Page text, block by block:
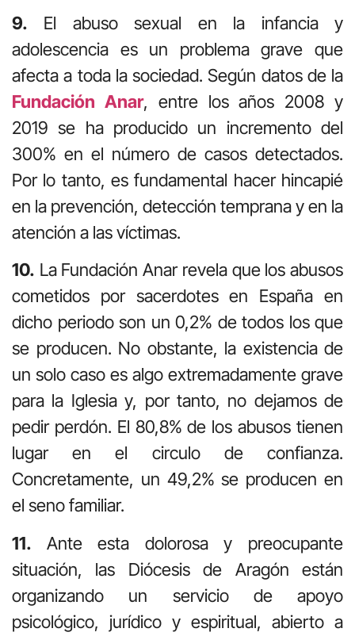
9. El abuso sexual en la infancia y
adolescencia es un problema grave que
afecta a toda la sociedad. Según datos de la
Fundación Anar, entre los años 2008 y
2019 se ha producido un incremento del
300% en el número de casos detectados.
Por lo tanto, es fundamental hacer hincapié
en la prevención, detección temprana y en la
atención a las víctimas.
10. La Fundación Anar revela que los abusos
cometidos por sacerdotes en España en
dicho periodo son un 0,2% de todos los que
se producen. No obstante, la existencia de
un solo caso es algo extremadamente grave
para la Iglesia y, por tanto, no dejamos de
pedir perdón. El 80,8% de los abusos tienen
lugar en el circulo de confianza.
Concretamente, un 49,2% se producen en
el seno familiar.
11. Ante esta dolorosa y preocupante
situación, las Diócesis de Aragón están
organizando un servicio de apoyo
psicológico, jurídico y espiritual, abierto a